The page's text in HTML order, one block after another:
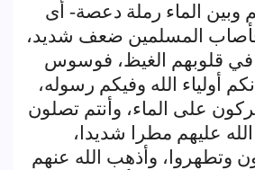
وبين الماء رملة دعصة- أى
المسلمين ضعف شديد،
في قلوبهم الغيظ، فوسوس
أولياء الله وفيكم رسوله،
على الماء، وأنتم تصلون
عليهم مطرا شديدا،
وأذهب الله عنهم